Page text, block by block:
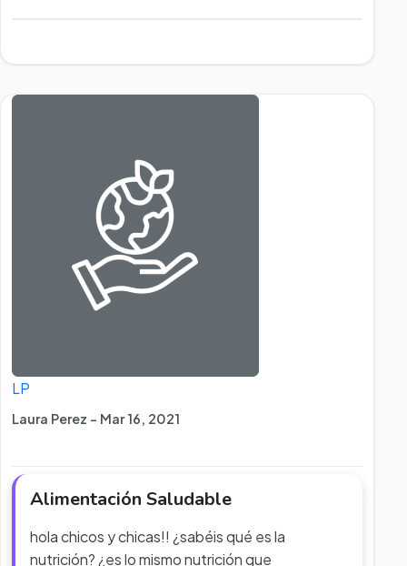
LP
Laura Perez - Mar 16, 2021
Alimentación Saludable
hola chicos y chicas!! ¿sabéis qué es la
nutrición? ¿es lo mismo nutrición que